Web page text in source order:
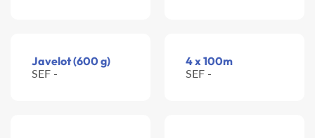
Javelot (600 g)
SEF -
4 x 100m
SEF -